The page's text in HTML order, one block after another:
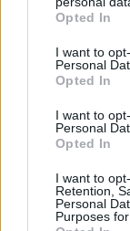
grant or deny
use your data
consent section.
Opted In
I want to
Personal
Opted In
I want to
Personal
Opted In
I want to
Retention,
Personal
Purposes
κουρασμένους
ΑΠΑΝΤΗΣΗ
Πλαστηρας
10.06.2026, 20:08
δεσποταδες.
μεγάλων